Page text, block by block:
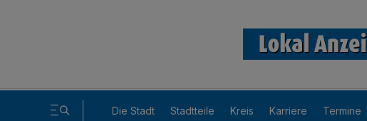
Die Stadt Stadtteile Kreis Karriere Termine